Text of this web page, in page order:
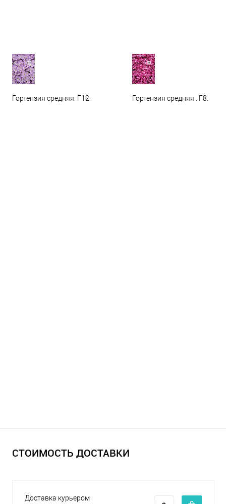
Гортензия средняя. Г12. Гортензия средняя . Г8.
СТОИМОСТЬ ДОСТАВКИ
Доставка курьером